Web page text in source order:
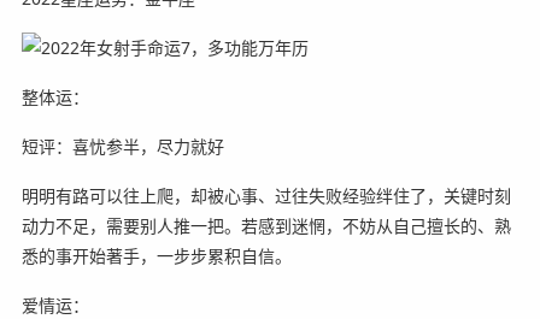
整体运：
短评：喜忧参半，尽力就好
明明有路可以往上爬，却被心事、过往失败经验绊住了，关键时刻
动力不足，需要别人推一把。若感到迷惘，不妨从自己擅长的、熟
悉的事开始著手，一步步累积自信。
爱情运：